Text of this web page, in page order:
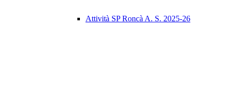
Attività SP Roncà A. S. 2025-26